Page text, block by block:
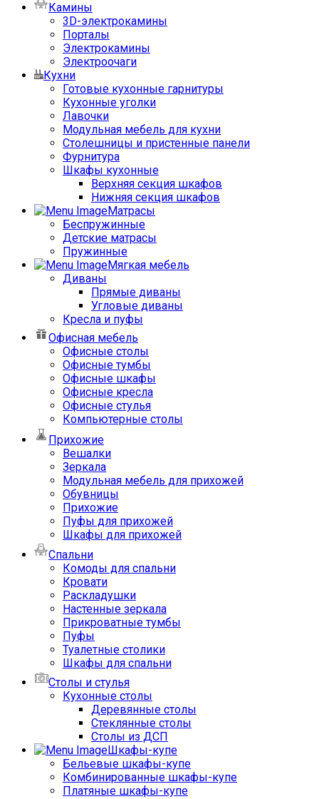
Камины
3D-электрокамины
Порталы
Электрокамины
Электроочаги
Кухни
Готовые кухонные гарнитуры
Кухонные уголки
Лавочки
Модульная мебель для кухни
Столешницы и пристенные панели
Фурнитура
Шкафы кухонные
Верхняя секция шкафов
Нижняя секция шкафов
Матрасы
Беспружинные
Детские матрасы
Пружинные
Мягкая мебель
Диваны
Прямые диваны
Угловые диваны
Кресла и пуфы
Офисная мебель
Офисные столы
Офисные тумбы
Офисные шкафы
Офисные кресла
Офисные стулья
Компьютерные столы
Прихожие
Вешалки
Зеркала
Модульная мебель для прихожей
Обувницы
Прихожие
Пуфы для прихожей
Шкафы для прихожей
Спальни
Комоды для спальни
Кровати
Раскладушки
Настенные зеркала
Прикроватные тумбы
Пуфы
Туалетные столики
Шкафы для спальни
Столы и стулья
Кухонные столы
Деревянные столы
Стеклянные столы
Столы из ДСП
Шкафы-купе
Бельевые шкафы-купе
Комбинированные шкафы-купе
Платяные шкафы-купе